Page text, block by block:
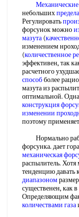
небольших
Регулировать
форсунок можно
мазута (
изменением
(количественное
эффективен, так
расчетного
способболее
мазута из
оптимальной.
конструкция
изменении
поэтому
Нормально
форсунка. дает
механическая
распылитель.
тенденцию давать
диапазоном
существенен, как в
Определяющим
количествами газа